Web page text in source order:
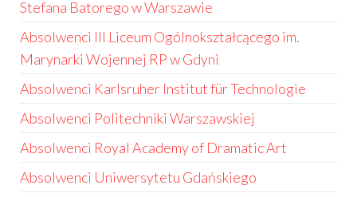
Stefana Batorego w Warszawie
Absolwenci III Liceum Ogólnokształcącego im.
Marynarki Wojennej RP w Gdyni
Absolwenci Karlsruher Institut für Technologie
Absolwenci Politechniki Warszawskiej
Absolwenci Royal Academy of Dramatic Art
Absolwenci Uniwersytetu Gdańskiego